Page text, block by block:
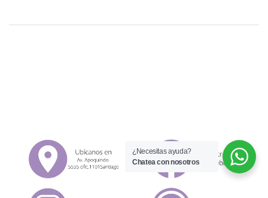
¿Necesitas ayuda?
Chatea con nosotros